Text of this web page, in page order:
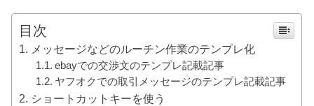
目次
メッセージなどのルーチン作業のテンプレ化
ebayでの交渉文のテンプレ記載記事
ヤフオクでの取引メッセージのテンプレ記載記事
ショートカットキーを使う